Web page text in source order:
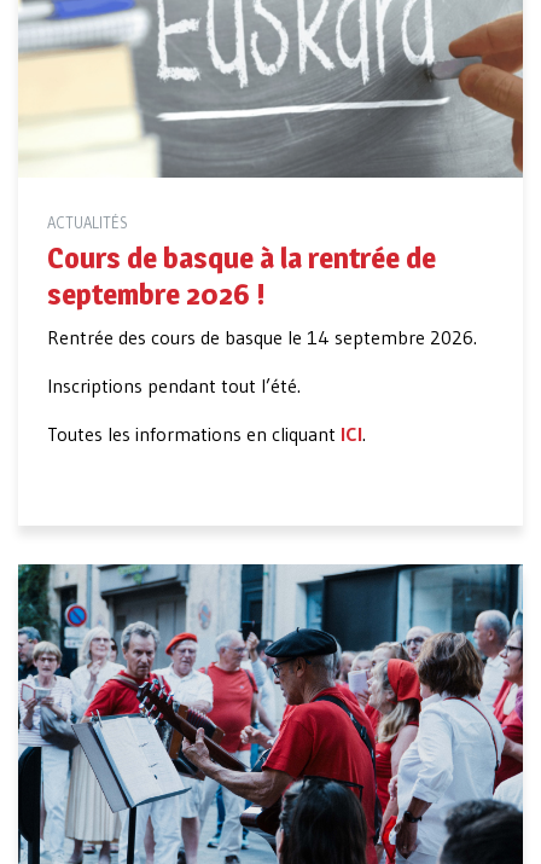
ACTUALITÉS
Cours de basque à la rentrée de
septembre 2026 !
Rentrée des cours de basque le 14 septembre 2026.
Inscriptions pendant tout l’été.
Toutes les informations en cliquant ICI.